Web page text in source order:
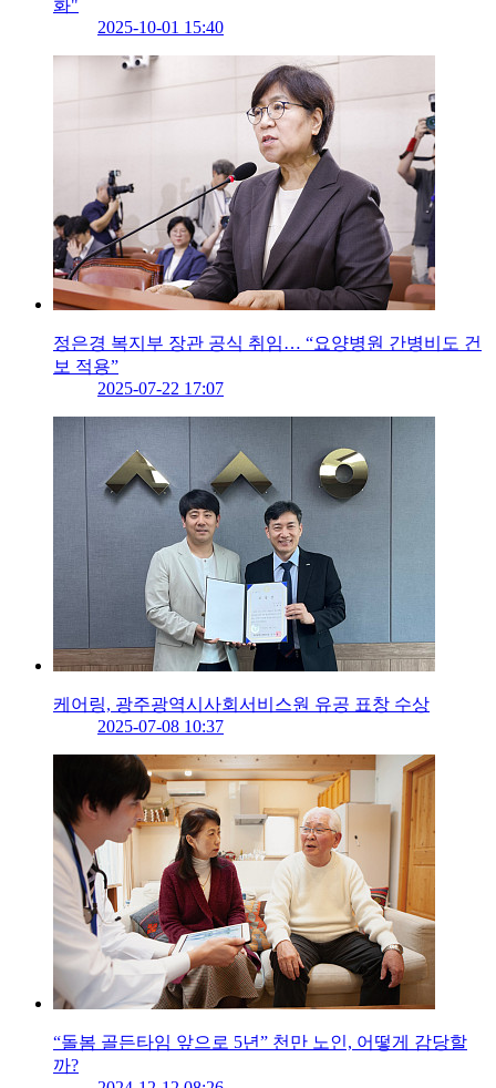
화"
2025-10-01 15:40
정은경 복지부 장관 공식 취임… “요양병원 간병비도 건
보 적용”
2025-07-22 17:07
케어링, 광주광역시사회서비스원 유공 표창 수상
2025-07-08 10:37
“돌봄 골든타임 앞으로 5년” 천만 노인, 어떻게 감당할
까?